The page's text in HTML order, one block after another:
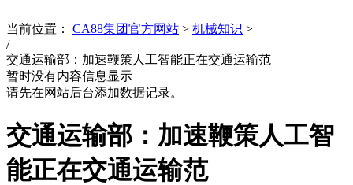
当前位置： CA88集团官方网站 > 机械知识 >
/
交通运输部：加速鞭策人工智能正在交通运输范
暂时没有内容信息显示
请先在网站后台添加数据记录。
交通运输部：加速鞭策人工智
能正在交通运输范